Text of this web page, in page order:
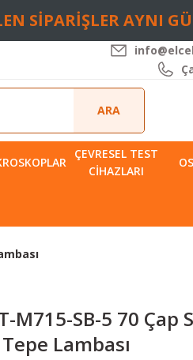
SİPARİŞLER AYNI
ARA
ÇEVRESEL TEST
CIHAZLARI
M715-SB-5 70
Lambası